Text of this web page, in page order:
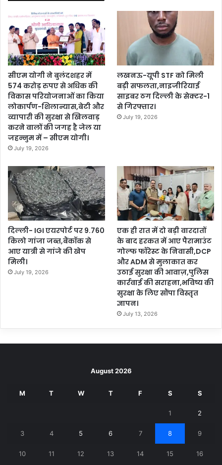
सीएम योगी ने बुलंदशहर में
574 करोड़ रुपए से अधिक की
विकास परियोजनाओं का किया
लोकार्पण-शिलान्यास,बेटी और
व्यापारी की सुरक्षा से खिलवाड़
करने वालों की जगह है जेल या
जहन्नुम में – सीएम योगी।
July 19, 2026
लखनऊ-यूपी STF को मिली
बड़ी सफलता,नाइजीरियाई
साइबर ठग दिल्ली के सेक्टर-1
से गिरफ्तार।
July 19, 2026
दिल्ली- IGI एयरपोर्ट पर 9.760
किलो गांजा जब्त,बैंकॉक से
आए यात्री से गांजे की खेप
मिली।
July 19, 2026
एक ही रात में दो बड़ी वारदातों
के बाद हरकत में आए पैरामाउंट
गोल्फ फॉरेस्ट के निवासी,DCP
और ADM से मुलाकात कर
उठाई सुरक्षा की आवाज़,पुलिस
कार्रवाई की सराहना,भविष्य की
सुरक्षा के लिए सौंपा विस्तृत
ज्ञापन।
July 13, 2026
August 2026
M T W T F S S
1 2
3 4 5 6 7 8 9
10 11 12 13 14 15 16